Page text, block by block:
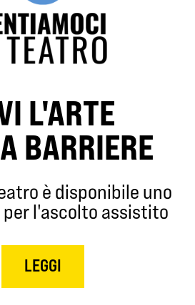
L'ARTE
BARRIERE
è disponibile uno
l'ascolto assistito
LEGGI